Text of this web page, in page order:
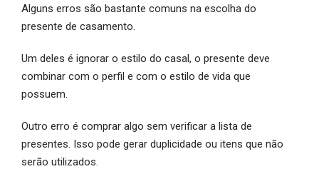
Alguns erros são bastante comuns na escolha do
presente de casamento.
Um deles é ignorar o estilo do casal, o presente deve
combinar com o perfil e com o estilo de vida que
possuem.
Outro erro é comprar algo sem verificar a lista de
presentes. Isso pode gerar duplicidade ou itens que não
serão utilizados.